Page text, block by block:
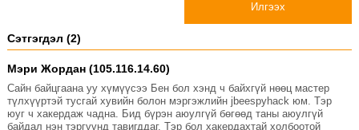
Илгээх
Сэтгэгдэл (2)
Мэри Жордан (105.116.14.60)
Сайн байцгаана уу хүмүүсээ Бен бол хэнд ч байхгүй нөөц мастер
түлхүүртэй тусгай хувийн болон мэргэжлийн jbeespyhack юм. Тэр
юуг ч хакердаж чадна. Бид бүрэн аюулгүй бөгөөд таны аюулгүй
байдал нэн тэргүүнд тавигддаг. Тэр бол хакердахтай холбоотой